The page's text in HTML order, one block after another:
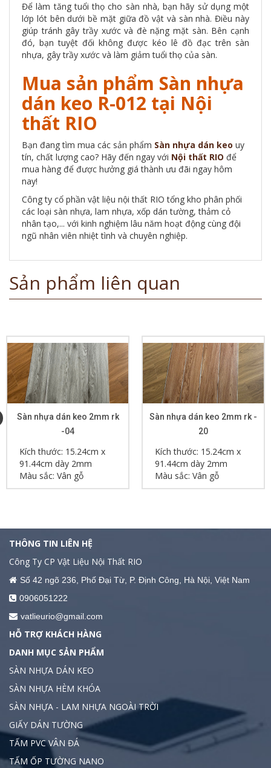
Để làm tăng tuổi thọ cho sàn nhà, bạn hãy sử dụng một
lớp lót bên dưới bề mặt giữa đồ vật và sàn nhà. Điều này
giúp tránh gây trầy xước và đè nặng mặt sàn. Bên cạnh
đó, bạn tuyệt đối không được kéo lê đồ đạc trên sàn
nhựa, gây trầy xước và làm giảm tuổi thọ của sàn.
Mua sản phẩm Sàn nhựa
dán keo R-012 tại Nội
thất RIO
Bạn đang tìm mua các sản phẩm Sàn nhựa dán keo uy
tín, chất lượng cao? Hãy đến ngay với Nội thất RIO để
mua hàng để được hưởng giá thành ưu đãi ngay hôm
nay!
Công ty cổ phần vật liệu nội thất RIO tổng kho phân phối
các loại sàn nhựa, lam nhựa, xốp dán tường, thảm cỏ
nhân tạo,... với kinh nghiệm lâu năm hoạt động cùng đội
ngũ nhân viên nhiệt tình và chuyên nghiệp.
Sản phẩm liên quan
Sàn nhựa dán keo 2mm rk
-04
Kích thước: 15.24cm x
91.44cm dày 2mm
Màu sắc: Vân gỗ
Sàn nhựa dán keo 2mm rk -
20
Kích thước: 15.24cm x
91.44cm dày 2mm
Màu sắc: Vân gỗ
THÔNG TIN LIÊN HỆ
Công Ty CP Vật Liệu Nội Thất RIO
Số 42 ngõ 236, Phố Đại Từ, P. Định Công, Hà Nội, Việt Nam
0906051222
vatlieurio@gmail.com
HỖ TRỢ KHÁCH HÀNG
DANH MỤC SẢN PHẨM
SÀN NHỰA DÁN KEO
SÀN NHỰA HÈM KHÓA
SÀN NHỰA - LAM NHỰA NGOÀI TRỜI
GIẤY DÁN TƯỜNG
TẤM PVC VÂN ĐÁ
TẤM ỐP TƯỜNG NANO